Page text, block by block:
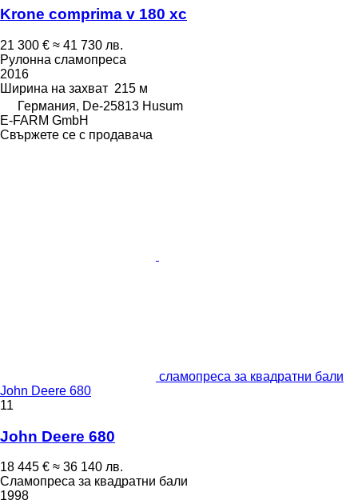
Krone comprima v 180 xc
21 300 € ≈ 41 730 лв.
Рулонна сламопреса
2016
Ширина на захват 215 м
Германия, De-25813 Husum
E-FARM GmbH
Свържете се с продавача
сламопреса за квадратни бали
John Deere 680
11
John Deere 680
18 445 € ≈ 36 140 лв.
Сламопреса за квадратни бали
1998